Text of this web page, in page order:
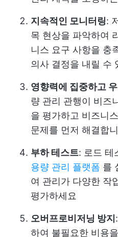
지속적인 모니터링:
목 현상을 파악하여
니스 요구 사항을 충
의사 결정을 내릴 수
영향력에 집중하고
량 관리 관행이 비즈
을 평가하고 비즈니
문제를 먼저 해결합
부하 테스트: 로드 테
용량 관리 플랫폼 를
여 관리가 다양한 작
평가하세요
오버프로비저닝 방지
하여 불필요한 비용